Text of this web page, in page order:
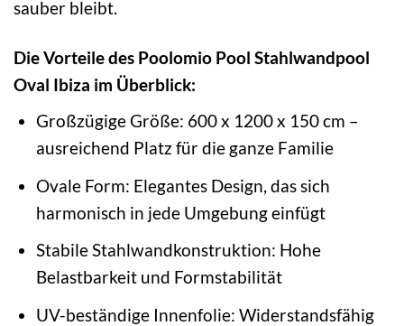
sauber bleibt.
Die Vorteile des Poolomio Pool Stahlwandpool
Oval Ibiza im Überblick:
Großzügige Größe: 600 x 1200 x 150 cm –
ausreichend Platz für die ganze Familie
Ovale Form: Elegantes Design, das sich
harmonisch in jede Umgebung einfügt
Stabile Stahlwandkonstruktion: Hohe
Belastbarkeit und Formstabilität
UV-beständige Innenfolie: Widerstandsfähig